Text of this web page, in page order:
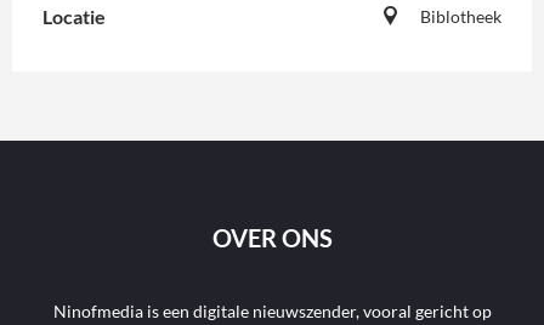
Locatie Biblotheek
OVER ONS
Ninofmedia is een digitale nieuwszender, vooral gericht op